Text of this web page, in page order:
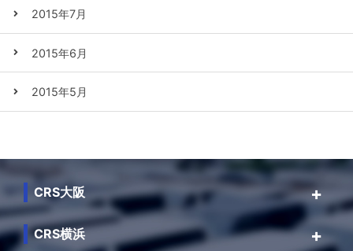
2015年7月
2015年6月
2015年5月
CRS大阪
CRS横浜